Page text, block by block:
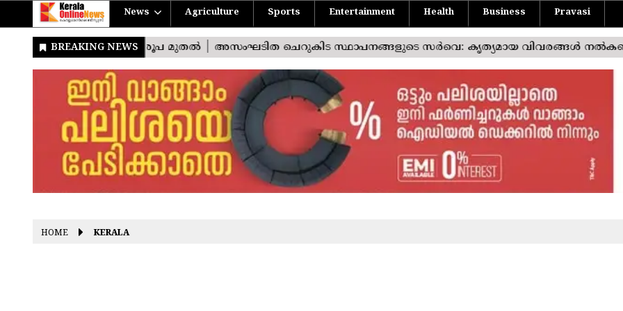
News Agriculture Sports Entertainment Health Business Pravasi
HOME KERALA